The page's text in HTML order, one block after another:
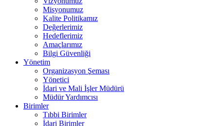
Misyonumuz
Kalite Politikamız
Değerlerimiz
Hedeflerimiz
Amaçlarımız
Bilgi Güvenliği
Yönetim
Organizasyon Şeması
Yönetici
İdari ve Mali İşler Müdürü
Müdür Yardımcısı
Birimler
Tıbbi Birimler
İdari Birimler